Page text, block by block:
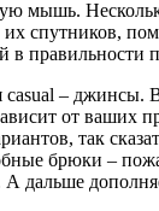
мышь.
спутников,
правильности
casual – джинсы.
от ваших
так
брюки –
дальше